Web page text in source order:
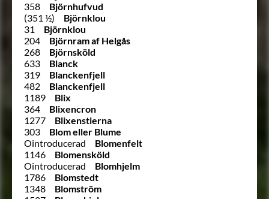
358
Björnhufvud
(351 ½)
Björnklou
31
Björnklou
204
Björnram af Helgås
268
Björnsköld
633
Blanck
319
Blanckenfjell
482
Blanckenfjell
1189
Blix
364
Blixencron
1277
Blixenstierna
303
Blom eller Blume
Ointroducerad
Blomenfelt
1146
Blomensköld
Ointroducerad
Blomhjelm
1786
Blomstedt
1348
Blomström